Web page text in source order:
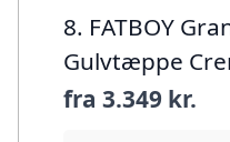
8. FATBOY
Gulvtæppe
fra 3.349 kr.